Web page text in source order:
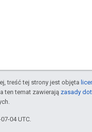
treść tej strony jest objęta
ten temat zawierają zasady
04 UTC.